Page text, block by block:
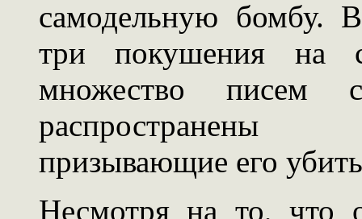
самодельную бомбу.
три покушения на
множество писем
распространены
призывающие его
Несмотря на то, что